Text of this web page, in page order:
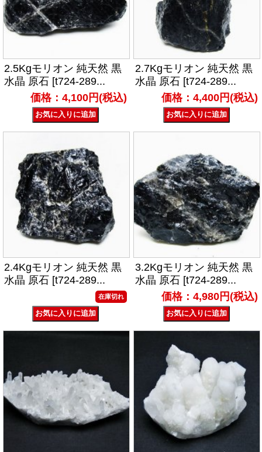
2.5Kgモリオン 純天然 黒
水晶 原石 [t724-289...
価格：4,100円(税込)
2.7Kgモリオン 純天然 黒
水晶 原石 [t724-289...
価格：4,400円(税込)
2.4Kgモリオン 純天然 黒
水晶 原石 [t724-289...
在庫切れ
3.2Kgモリオン 純天然 黒
水晶 原石 [t724-289...
価格：4,980円(税込)